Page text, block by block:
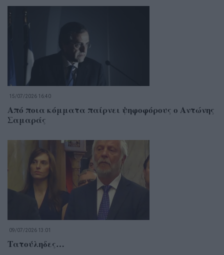
15/07/2026 16:40
Από ποια κόμματα παίρνει ψηφοφόρους ο Αντώνης
Σαμαράς
09/07/2026 13:01
Τατούληδες…